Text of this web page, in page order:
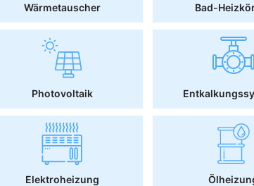
Wärmetauscher Bad-
Photovoltaik
Elektroheizung